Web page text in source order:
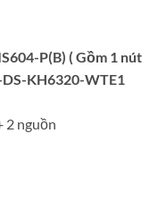
P(B) ( Gồm 1 nút
KH6320-WTE1
2 nguồn